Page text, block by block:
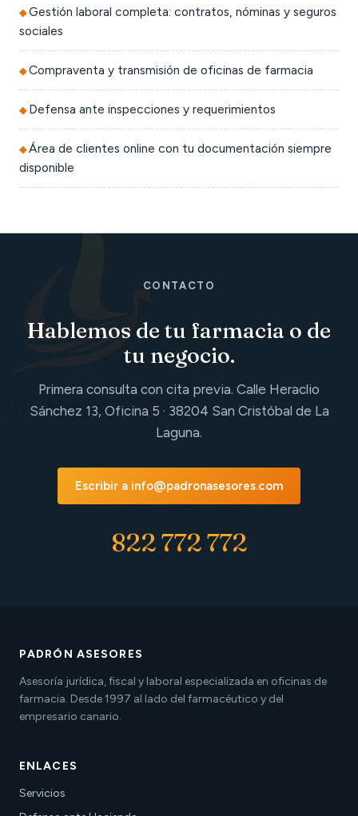
Gestión laboral completa: contratos, nóminas y seguros
sociales
Compraventa y transmisión de oficinas de farmacia
Defensa ante inspecciones y requerimientos
Área de clientes online con tu documentación siempre
disponible
CONTACTO
Hablemos de tu farmacia o de
tu negocio.
Primera consulta con cita previa. Calle Heraclio
Sánchez 13, Oficina 5 · 38204 San Cristóbal de La
Laguna.
Escribir a info@padronasesores.com
822 772 772
PADRÓN ASESORES
Asesoría jurídica, fiscal y laboral especializada en oficinas de
farmacia. Desde 1997 al lado del farmacéutico y del
empresario canario.
ENLACES
Servicios